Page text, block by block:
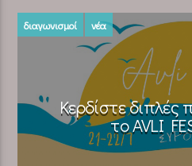
διαγωνισμοί νέα
Κερδίστε διπλές
το AVLI